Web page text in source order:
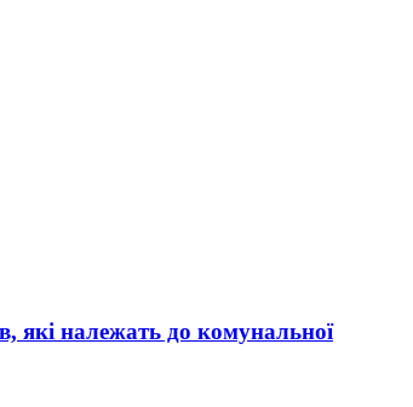
які належать до комунальної